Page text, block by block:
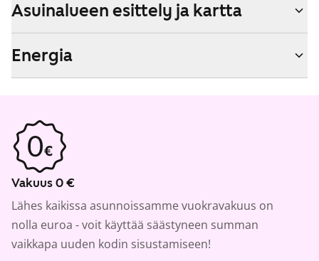
Asuinalueen esittely ja kartta
Energia
Vakuus 0 €
Lähes kaikissa asunnoissamme vuokravakuus on
nolla euroa - voit käyttää säästyneen summan
vaikkapa uuden kodin sisustamiseen!